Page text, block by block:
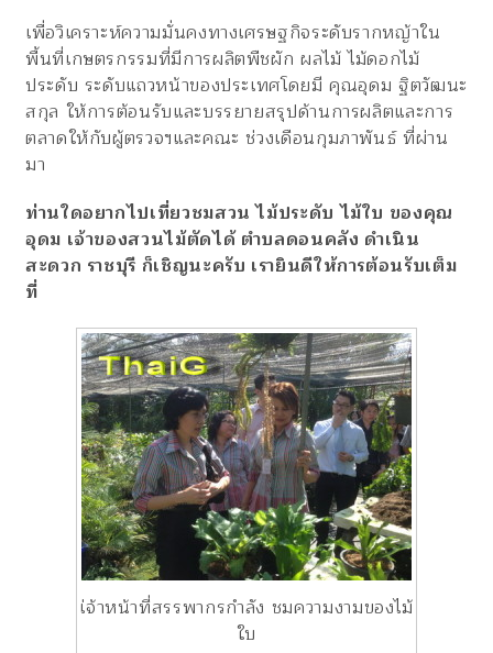
เพื่อวิเคราะห์ความมั่นคงทางเศรษฐกิจระดับรากหญ้าใน
พื้นที่เกษตรกรรมที่มีการผลิตพืชผัก ผลไม้ ไม้ดอกไม้
ประดับ ระดับแถวหน้าของประเทศโดยมี คุณอุดม ฐิตวัฒนะ
สกุล ให้การต้อนรับและบรรยายสรุปด้านการผลิตและการ
ตลาดให้กับผู้ตรวจฯและคณะ ช่วงเดือนกุมภาพันธ์ ที่ผ่าน
มา
ท่านใดอยากไปเที่ยวชมสวน ไม้ประดับ ไม้ใบ ของคุณ
อุดม เจ้าของสวนไม้ตัดได้ ตำบลดอนคลัง ดำเนิน
สะดวก ราชบุรี ก็เชิญนะครับ เรายินดีให้การต้อนรับเต็ม
ที่
เ่จ้าหน้าที่สรรพากรกำลัง ชมความงามของไม้
ใบ